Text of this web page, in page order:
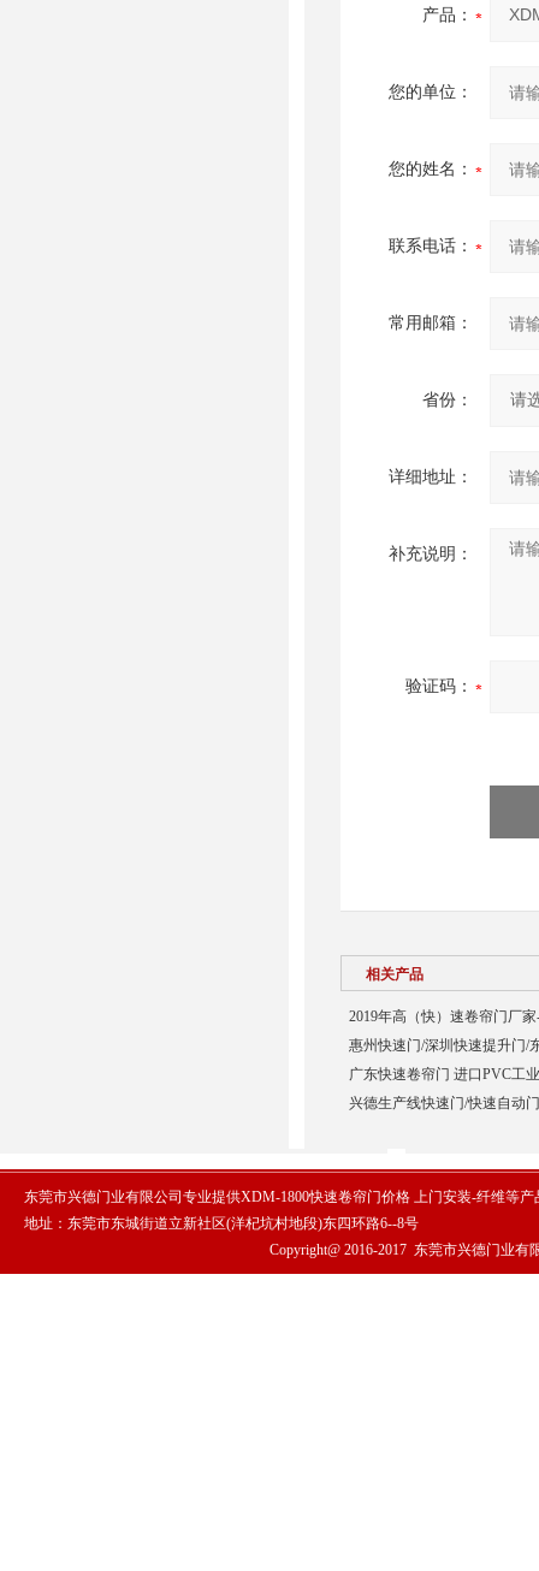
产品：
您的单位：
您的姓名：
联系电话：
常用邮箱：
省份：
详细地址：
补充说明：
验证码：
相关产品
2019年高（快）速卷帘门厂
惠州快速门/深圳快速提升门/
广东快速卷帘门 进口PVC工
兴德生产线快速门/快速自动
东莞市兴德门业有限公司专业提供XDM-1800快速卷帘门价格 上门安装-纤维等
地址：东莞市东城街道立新社区(洋杞坑村地段)东四环路6--8号
Copyright@ 2016-2017 东莞市兴德门业有